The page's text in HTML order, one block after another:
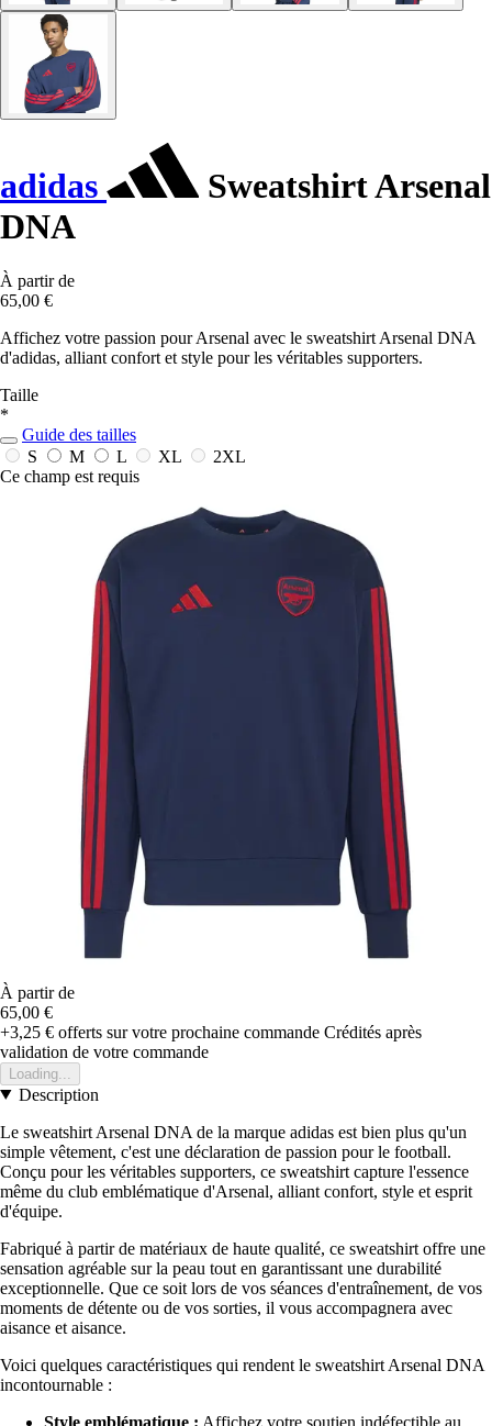
adidas
Sweatshirt Arsenal
DNA
À partir de
65,00 €
Affichez votre passion pour Arsenal avec le sweatshirt Arsenal DNA
d'adidas, alliant confort et style pour les véritables supporters.
Taille
*
Guide des tailles
S
M L XL
2XL
Ce champ est requis
À partir de
65,00 €
+3,25 € offerts sur votre prochaine commande Crédités après
validation de votre commande
Loading...
Description
Le sweatshirt Arsenal DNA de la marque adidas est bien plus qu'un
simple vêtement, c'est une déclaration de passion pour le football.
Conçu pour les véritables supporters, ce sweatshirt capture l'essence
même du club emblématique d'Arsenal, alliant confort, style et esprit
d'équipe.
Fabriqué à partir de matériaux de haute qualité, ce sweatshirt offre une
sensation agréable sur la peau tout en garantissant une durabilité
exceptionnelle. Que ce soit lors de vos séances d'entraînement, de vos
moments de détente ou de vos sorties, il vous accompagnera avec
aisance et aisance.
Voici quelques caractéristiques qui rendent le sweatshirt Arsenal DNA
incontournable :
Style emblématique : Affichez votre soutien indéfectible au